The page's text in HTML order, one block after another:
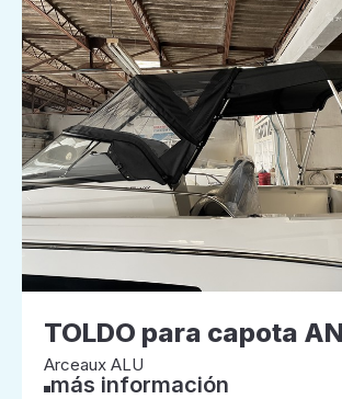
TOLDO para capota
Arceaux ALU
más información